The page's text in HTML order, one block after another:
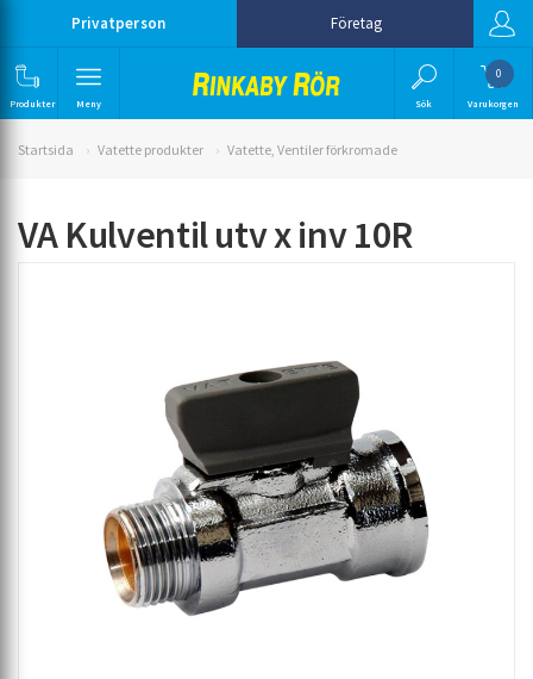
Privatperson Företag
Produkter Meny Sök
0
Varukorgen
Startsida Vatette produkter Vatette, Ventiler förkromade
VA Kulventil utv x inv 10R